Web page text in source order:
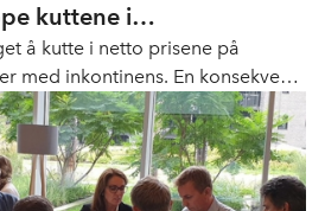
kuttene i
for medisinsk
å kutte i netto prisene på
med inkontinens. En konsekvens
bleier ikke lenger
- Brukerne må nå bruke
fortviler. Vi jobber for at
beslutningen i statsbudsjettet